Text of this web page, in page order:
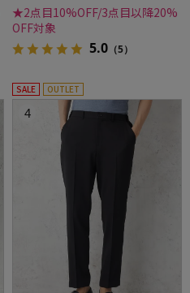
★2点目10%OFF/3点目以降20%
OFF対象
5.0 （5）
SALE OUTLET
4